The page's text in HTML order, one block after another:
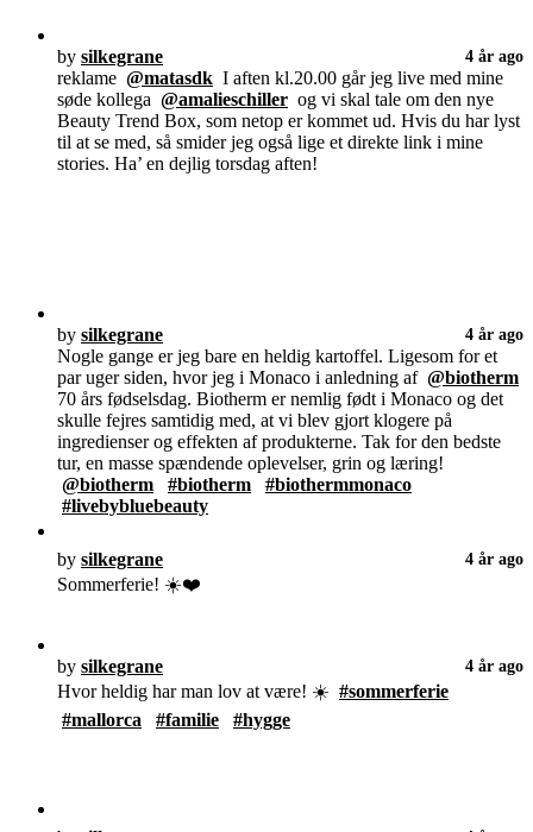
by silkegrane 4 år ago
reklame @matasdk I aften kl.20.00 går jeg live med mine
søde kollega @amalieschiller og vi skal tale om den nye
Beauty Trend Box, som netop er kommet ud. Hvis du har lyst
til at se med, så smider jeg også lige et direkte link i mine
stories. Ha’ en dejlig torsdag aften!
by silkegrane 4 år ago
Nogle gange er jeg bare en heldig kartoffel. Ligesom for et
par uger siden, hvor jeg i Monaco i anledning af @biotherm
70 års fødselsdag. Biotherm er nemlig født i Monaco og det
skulle fejres samtidig med, at vi blev gjort klogere på
ingredienser og effekten af produkterne. Tak for den bedste
tur, en masse spændende oplevelser, grin og læring!
@biotherm
#biotherm
#biothermmonaco
#livebybluebeauty
by silkegrane 4 år ago
Sommerferie! ☀️❤️
by silkegrane 4 år ago
Hvor heldig har man lov at være! ☀️ #sommerferie
#mallorca
#familie #hygge